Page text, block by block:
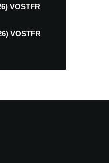
VOSTFR
VOSTFR